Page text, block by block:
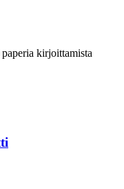
kirjoittamista